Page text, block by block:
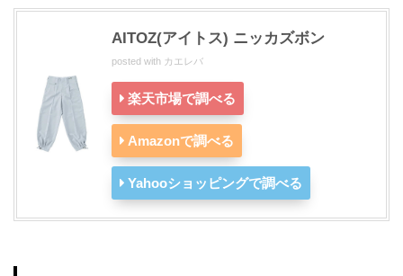
AITOZ(アイトス) ニッカズボン
posted with カエレバ
楽天市場で調べる
Amazonで調べる
Yahooショッピングで調べる